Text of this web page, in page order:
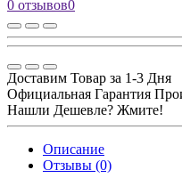
0 отзывов0
Доставим Товар за 1-3 Дня
Официальная Гарантия
Нашли Дешевле? Жмите!
Описание
Отзывы (0)